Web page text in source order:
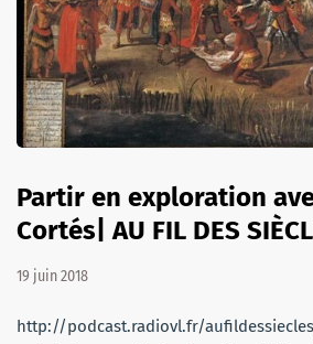
Partir en exploration
Cortés| AU FIL DES
19 juin 2018
http://podcast.radiovl.fr/